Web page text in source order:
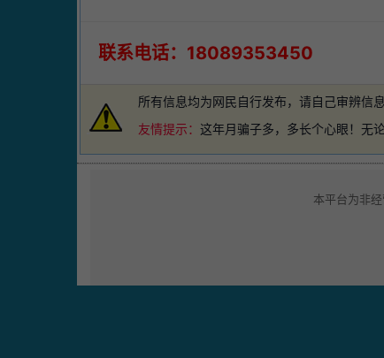
联系电话：18089353450
所有信息均为网民自行发布，请自己审辨信息
友情提示： 这年月骗子多，多长个心眼！无
本平台为非